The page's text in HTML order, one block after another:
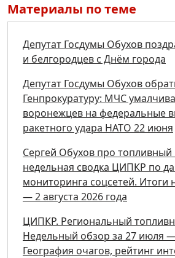
Материалы по теме
Депутат Госдумы Обухов
и белгородцев с Днём города
Депутат Госдумы Обухов
Генпрокуратуру: МЧС
воронежцев на федеральные
ракетного удара НАТО 22 июня
Сергей Обухов про топливный
недельная сводка ЦИПКР по
мониторинга соцсетей. Итоги
— 2 августа 2026 года
ЦИПКР. Региональный
Недельный обзор за 27 июля —
География очагов, рейтинг